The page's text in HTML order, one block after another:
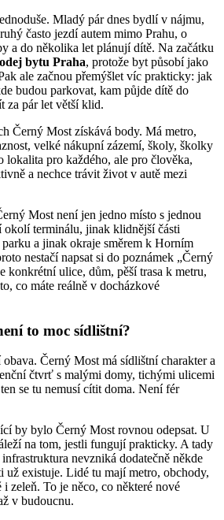
Mladý pár dnes bydlí v nájmu,
často jezdí autem mimo Prahu, o
a do několika let plánují dítě. Na začátku
bytu Praha, protože byt působí jako
ale začnou přemýšlet víc prakticky: jak
budou parkovat, kam půjde dítě do
za pár let větší klid.
Černý Most získává body. Má metro,
velké nákupní zázemí, školy, školky
lokalita pro každého, ale pro člověka,
a nechce trávit život v autě mezi
Most není jen jedno místo s jednou
okolí terminálu, jinak klidnější části
a jinak okraje směrem k Horním
nestačí napsat si do poznámek „Černý
konkrétní ulice, dům, pěší trasa k metru,
co máte reálně v docházkové
to moc sídlištní?
Černý Most má sídlištní charakter a
čtvrť s malými domy, tichými ulicemi
se tu nemusí cítit doma. Není fér
by bylo Černý Most rovnou odepsat. U
na tom, jestli fungují prakticky. A tady
nevzniká dodatečně někde
už existuje. Lidé tu mají metro, obchody,
zeleň. To je něco, co některé nové
v budoucnu.